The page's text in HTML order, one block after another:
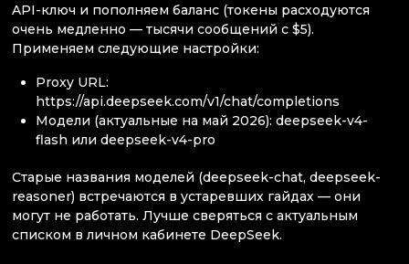
API-ключ и пополняем баланс (токены расходуются
очень медленно — тысячи сообщений с $5).
Применяем следующие настройки:
Proxy URL:
https://api.deepseek.com/v1/chat/completions
Модели (актуальные на май 2026): deepseek-v4-
flash или deepseek-v4-pro
Старые названия моделей (deepseek-chat, deepseek-
reasoner) встречаются в устаревших гайдах — они
могут не работать. Лучше сверяться с актуальным
списком в личном кабинете DeepSeek.